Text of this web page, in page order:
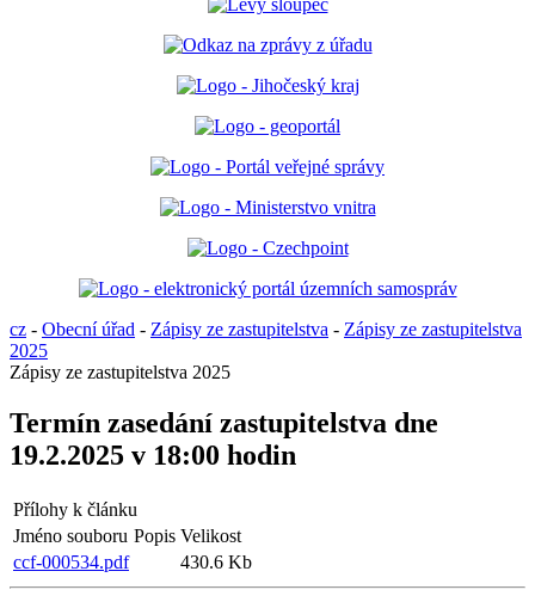
cz - Obecní úřad - Zápisy ze zastupitelstva - Zápisy ze zastupitelstva
2025
Zápisy ze zastupitelstva 2025
Termín zasedání zastupitelstva dne
19.2.2025 v 18:00 hodin
Přílohy k článku
Jméno souboru Popis Velikost
ccf-000534.pdf
430.6 Kb